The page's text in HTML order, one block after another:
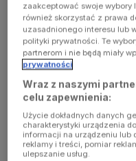
naszego studia
patronami także jesteśmy.
konkursu,
współtwórcami całego
zaakceptować swoje wybory
również skorzystać z prawa
uzasadnionego interesu lub
polityki prywatności. Te
partnerom i nie będą miały
prywatności
Wraz z naszymi
celu zapewnienia:
Użycie dokładnych danych
charakterystyki urządzenia
informacji na urządzeniu lub
reklamy i treści, pomiar
ulepszanie usług.